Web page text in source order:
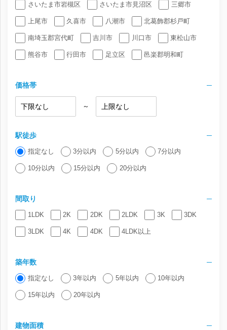
さいたま市岩槻区 さいたま市見沼区 三郷市
上尾市 久喜市 八潮市 北葛飾郡杉戸町
南埼玉郡宮代町 吉川市 川口市 東松山市
熊谷市 行田市 足立区 邑楽郡明和町
価格帯
～
駅徒歩
指定なし 3分以内 5分以内 7分以内
10分以内 15分以内 20分以内
間取り
1LDK 2K 2DK 2LDK 3K 3DK
3LDK 4K 4DK 4LDK以上
築年数
指定なし 3年以内 5年以内 10年以内
15年以内 20年以内
建物面積